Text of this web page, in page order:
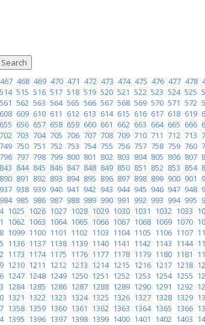
467 468 469 470 471 472 473 474 475 476 477 478
514 515 516 517 518 519 520 521 522 523 524 525
561 562 563 564 565 566 567 568 569 570 571 572
608 609 610 611 612 613 614 615 616 617 618 619
655 656 657 658 659 660 661 662 663 664 665 666
702 703 704 705 706 707 708 709 710 711 712 713
749 750 751 752 753 754 755 756 757 758 759 760
796 797 798 799 800 801 802 803 804 805 806 807
843 844 845 846 847 848 849 850 851 852 853 854
890 891 892 893 894 895 896 897 898 899 900 901
937 938 939 940 941 942 943 944 945 946 947 948
984 985 986 987 988 989 990 991 992 993 994 995
1025 1026 1027 1028 1029 1030 1031 1032 1033
1062 1063 1064 1065 1066 1067 1068 1069 1070
1099 1100 1101 1102 1103 1104 1105 1106 1107
1136 1137 1138 1139 1140 1141 1142 1143 1144
1173 1174 1175 1176 1177 1178 1179 1180 1181
1210 1211 1212 1213 1214 1215 1216 1217 1218
1247 1248 1249 1250 1251 1252 1253 1254 1255
1284 1285 1286 1287 1288 1289 1290 1291 1292
1321 1322 1323 1324 1325 1326 1327 1328 1329
1358 1359 1360 1361 1362 1363 1364 1365 1366
1395 1396 1397 1398 1399 1400 1401 1402 1403